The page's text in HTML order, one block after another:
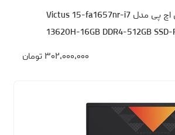
لپ تاپ 15.6 اینچی اچ‌ پی مدل Victus 15-fa1657nr-i7
13620H-16GB DDR4-512GB
۳۰۲،۰۰۰،۰۰۰ تومان